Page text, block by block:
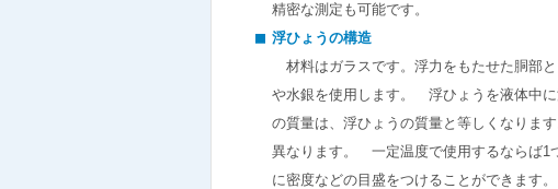
精密な測定も可能です。
浮ひょうの構造
材料はガラスです。浮力をもたせた胴部
や水銀を使用します。 浮ひょうを液体中
の質量は、浮ひょうの質量と等しくなりま
異なります。 一定温度で使用するならば1
に密度などの目盛をつけることができます。